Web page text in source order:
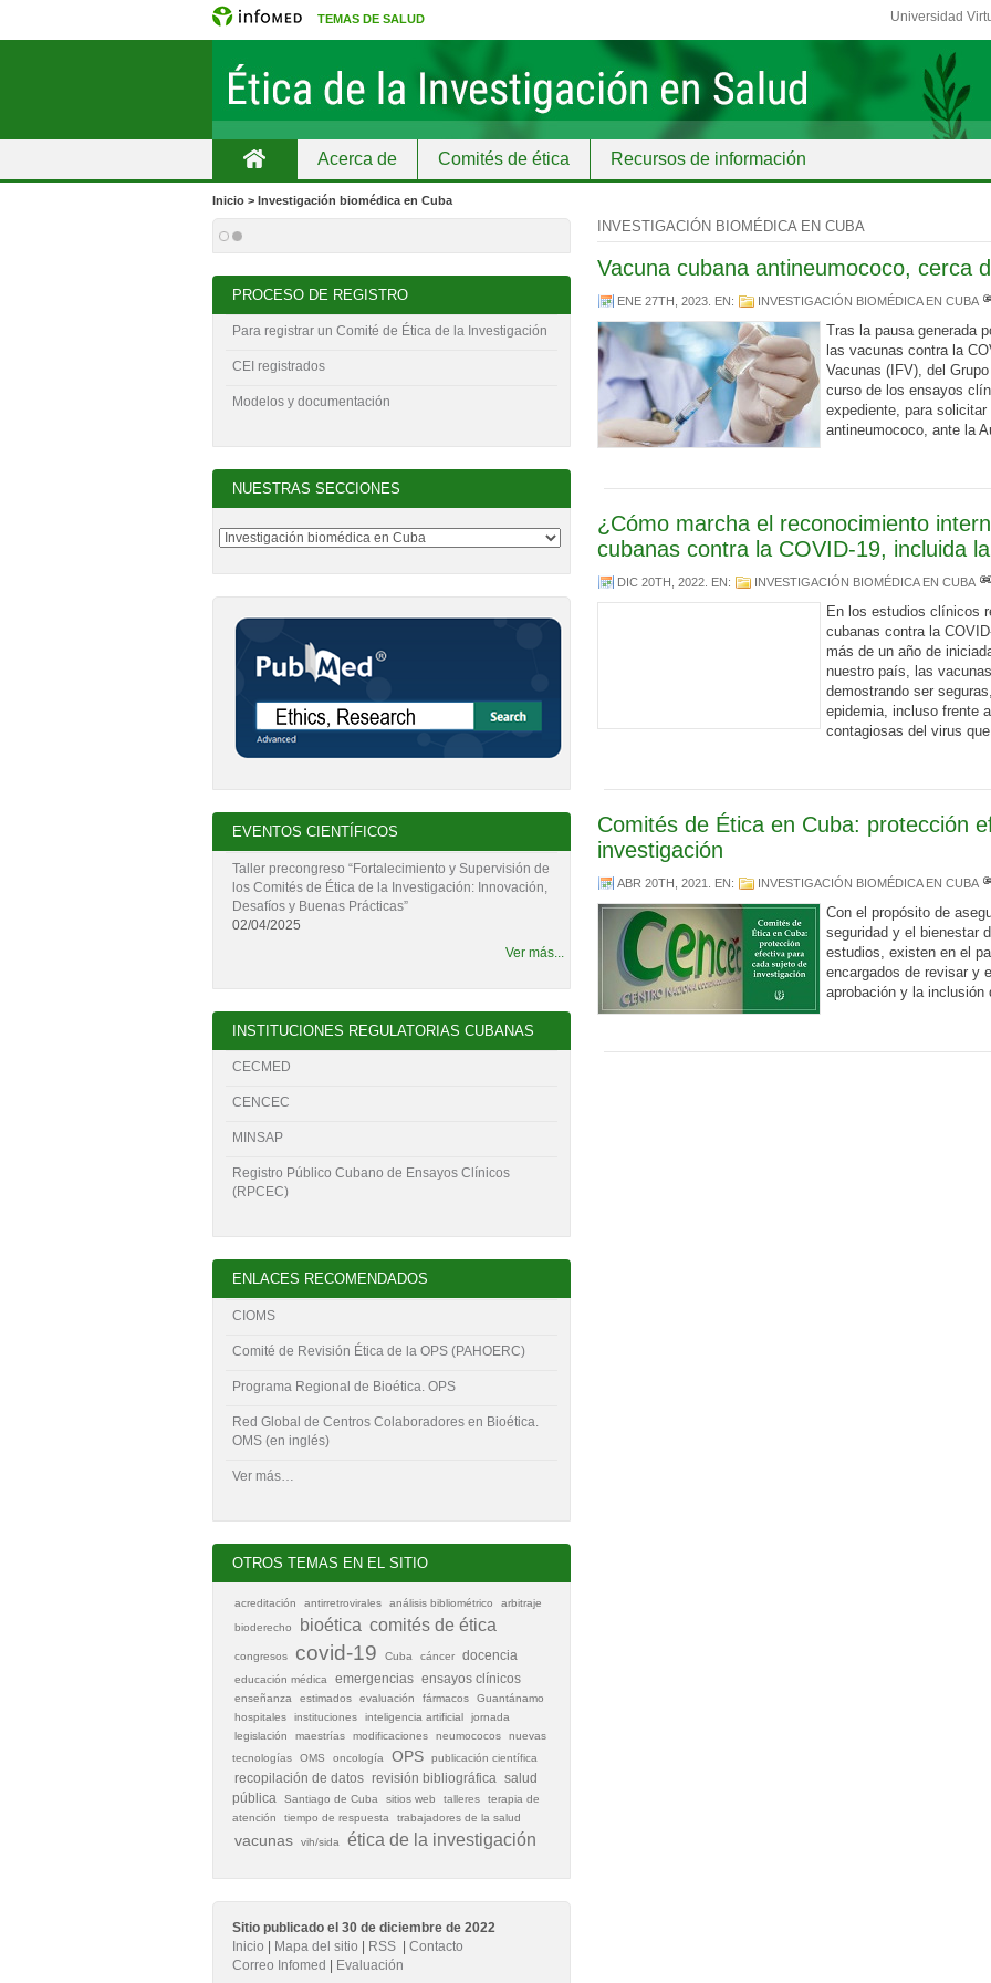
TEMAS DE SALUD Universidad
Acerca de Comités de ética Recursos de información
Educación continuada
Inicio > Investigación biomédica en Cuba
INVESTIGACIÓN BIOMÉDICA EN CUBA
Vacuna cubana antineumococo, cerca
ENE 27TH, 2023. EN: INVESTIGACIÓN BIOMÉDICA EN CUBA
Tras la pausa generada
las vacunas contra la
Vacunas (IFV), del
curso de los ensayos
expediente, para
antineumococo, ante la
¿Cómo marcha el reconocimiento
cubanas contra la COVID-19, incluida
DIC 20TH, 2022. EN: INVESTIGACIÓN BIOMÉDICA EN CUBA
En los estudios clínicos
cubanas contra la
más de un año de
nuestro país, las
demostrando ser
epidemia, incluso frente
contagiosas del virus
Comités de Ética en Cuba: protección
investigación
ABR 20TH, 2021 . EN: INVESTIGACIÓN BIOMÉDICA EN CUBA
Con el propósito de
seguridad y el bienestar
estudios, existen en el
encargados de revisar y
aprobación y la inclusión
PROCESO DE REGISTRO
Para registrar un Comité de Ética de la Investigación
CEI registrados
Modelos y documentación
NUESTRAS SECCIONES
EVENTOS CIENTÍFICOS
Taller precongreso “Fortalecimiento y Supervisión de
los Comités de Ética de la Investigación: Innovación,
Desafíos y Buenas Prácticas”
02/04/2025
Ver más...
INSTITUCIONES REGULATORIAS CUBANAS
CECMED
CENCEC
MINSAP
Registro Público Cubano de Ensayos Clínicos
(RPCEC)
ENLACES RECOMENDADOS
CIOMS
Comité de Revisión Ética de la OPS (PAHOERC)
Programa Regional de Bioética. OPS
Red Global de Centros Colaboradores en Bioética.
OMS (en inglés)
Ver más…
OTROS TEMAS EN EL SITIO
acreditación antirretrovirales análisis bibliométrico
arbitraje
bioderecho
bioética comités de ética
congresos covid-19 Cuba cáncer docencia
educación médica emergencias ensayos clínicos
enseñanza estimados evaluación fármacos
Guantánamo
hospitales
instituciones inteligencia artificial
jornada
legislación
maestrías modificaciones neumococos
nuevas
tecnologías
OMS oncología OPS publicación científica
recopilación de datos revisión bibliográfica salud
pública
Santiago de Cuba sitios web talleres
terapia de
atención
tiempo de respuesta trabajadores de la salud
vacunas vih/sida ética de la investigación
Sitio publicado el 30 de diciembre de 2022
Inicio | Mapa del sitio | RSS | Contacto
Correo Infomed | Evaluación